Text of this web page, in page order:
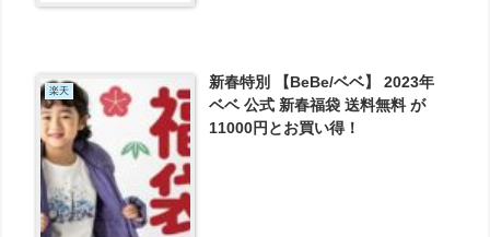
楽天
新春特別 【BeBe/ベベ】 2023年
ベベ 公式 新春福袋 送料無料 が
11000円とお買い得！